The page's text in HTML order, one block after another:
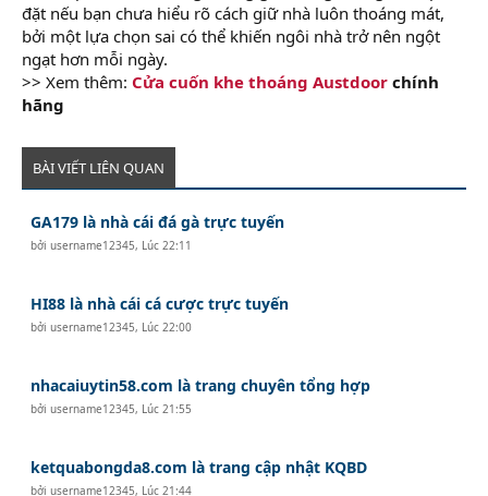
đặt nếu bạn chưa hiểu rõ cách giữ nhà luôn thoáng mát,
bởi một lựa chọn sai có thể khiến ngôi nhà trở nên ngột
ngạt hơn mỗi ngày.
>> Xem thêm: Cửa cuốn khe thoáng Austdoor chính
hãng
BÀI VIẾT LIÊN QUAN
GA179 là nhà cái đá gà trực tuyến
bởiusername12345, Lúc 22:11
HI88 là nhà cái cá cược trực tuyến
bởiusername12345, Lúc 22:00
nhacaiuytin58.com là trang chuyên tổng hợp
bởiusername12345, Lúc 21:55
ketquabongda8.com là trang cập nhật KQBD
bởiusername12345, Lúc 21:44